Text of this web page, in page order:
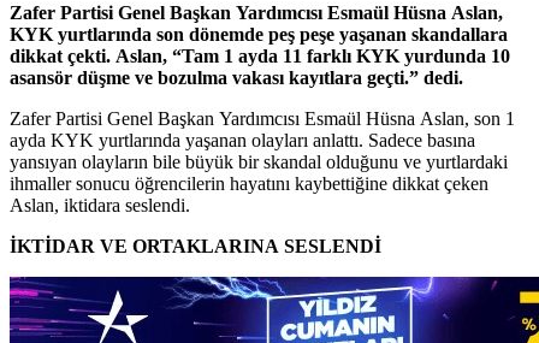
Zafer Partisi Genel Başkan Yardımcısı Esmaül Hüsna Aslan,
KYK yurtlarında son dönemde peş peşe yaşanan skandallara
dikkat çekti. Aslan, “Tam 1 ayda 11 farklı KYK yurdunda 10
asansör düşme ve bozulma vakası kayıtlara geçti.” dedi.
Zafer Partisi Genel Başkan Yardımcısı Esmaül Hüsna Aslan, son 1
ayda KYK yurtlarında yaşanan olayları anlattı. Sadece basına
yansıyan olayların bile büyük bir skandal olduğunu ve yurtlardaki
ihmaller sonucu öğrencilerin hayatını kaybettiğine dikkat çeken
Aslan, iktidara seslendi.
İKTİDAR VE ORTAKLARINA SESLENDİ